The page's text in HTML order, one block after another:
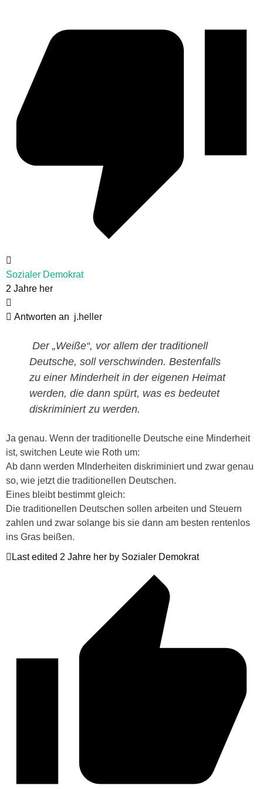
Sozialer Demokrat
2 Jahre her
Antworten an j.heller
Der „Weiße“, vor allem der traditionell
Deutsche, soll verschwinden. Bestenfalls
zu einer Minderheit in der eigenen Heimat
werden, die dann spürt, was es bedeutet
diskriminiert zu werden.
Ja genau. Wenn der traditionelle Deutsche eine Minderheit
ist, switchen Leute wie Roth um:
Ab dann werden MInderheiten diskriminiert und zwar genau
so, wie jetzt die traditionellen Deutschen.
Eines bleibt bestimmt gleich:
Die traditionellen Deutschen sollen arbeiten und Steuern
zahlen und zwar solange bis sie dann am besten rentenlos
ins Gras beißen.
Last edited 2 Jahre her by Sozialer Demokrat